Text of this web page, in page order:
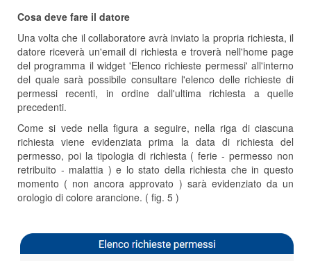
Cosa deve fare il datore
Una volta che il collaboratore avrà inviato la propria richiesta, il
datore riceverà un'email di richiesta e troverà nell'home page
del programma il widget 'Elenco richieste permessi' all'interno
del quale sarà possibile consultare l'elenco delle richieste di
permessi recenti, in ordine dall'ultima richiesta a quelle
precedenti.
Come si vede nella figura a seguire, nella riga di ciascuna
richiesta viene evidenziata prima la data di richiesta del
permesso, poi la tipologia di richiesta ( ferie - permesso non
retribuito - malattia ) e lo stato della richiesta che in questo
momento ( non ancora approvato ) sarà evidenziato da un
orologio di colore arancione. ( fig. 5 )